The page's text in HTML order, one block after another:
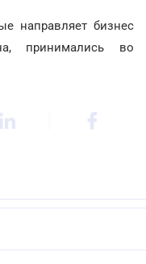
направляет бизнес
принимались во